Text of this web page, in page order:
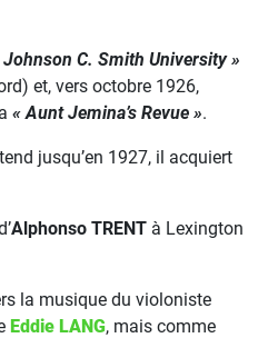
Johnson C. Smith University »
et, vers octobre 1926,
« Aunt Jemina’s Revue ».
jusqu’en 1927, il acquiert
Alphonso TRENT à Lexington
la musique du violoniste
Eddie LANG, mais comme